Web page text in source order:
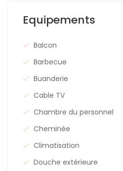
Equipements
Balcon
Barbecue
Buanderie
Cable TV
Chambre du personnel
Cheminée
Climatisation
Douche extérieure